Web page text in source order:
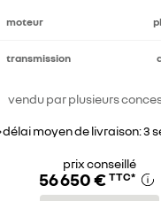
moteur
transmission
vendu par plusieurs
délai moyen de livraison: 3
prix conseillé
56 650 € TTC*